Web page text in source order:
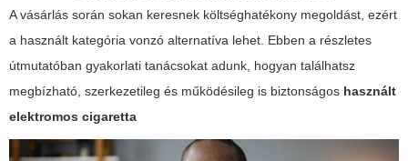
A vásárlás során sokan keresnek költséghatékony megoldást, ezért
a használt kategória vonzó alternatíva lehet. Ebben a részletes
útmutatóban gyakorlati tanácsokat adunk, hogyan találhatsz
megbízható, szerkezetileg és működésileg is biztonságos használt
elektromos cigaretta